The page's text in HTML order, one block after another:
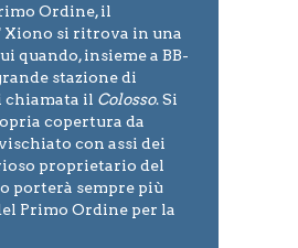
Ordine, il
Xiono si ritrova in una
quando, insieme a BB-
stazione di
il Colosso. Si
copertura da
con assi dei
proprietario del
porterà sempre più
Primo Ordine per la